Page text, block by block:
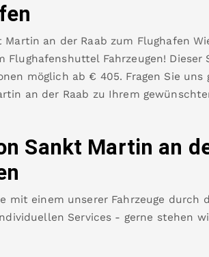
Martin an der Raab zum Flughafen
Flughafenshuttel Fahrzeugen!
möglich ab € 405. Fragen Sie
an der Raab zu Ihrem
Sankt Martin an
mit einem unserer Fahrzeuge durch
Services - gerne stehen